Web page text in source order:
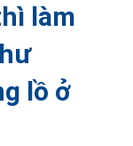
làm
lồ ở